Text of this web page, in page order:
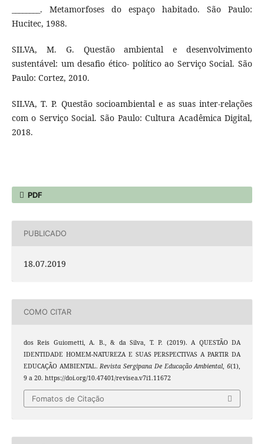
________. Metamorfoses do espaço habitado. São Paulo:
Hucitec, 1988.
SILVA, M. G. Questão ambiental e desenvolvimento
sustentável: um desafio ético- político ao Serviço Social. São
Paulo: Cortez, 2010.
SILVA, T. P. Questão socioambiental e as suas inter-relações
com o Serviço Social. São Paulo: Cultura Acadêmica Digital,
2018.
PDF
PUBLICADO
18.07.2019
COMO CITAR
dos Reis Guiometti, A. B., & da Silva, T. P. (2019). A QUESTÃO DA
IDENTIDADE HOMEM-NATUREZA E SUAS PERSPECTIVAS A PARTIR DA
EDUCAÇÃO AMBIENTAL. Revista Sergipana De Educação Ambiental ,6(1),
9 a 20. https://doi.org/10.47401/revisea.v7i1.11672
Fomatos de Citação